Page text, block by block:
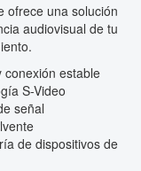
ofrece una solución
audiovisual de tu
conexión estable
S-Video
señal
de dispositivos de